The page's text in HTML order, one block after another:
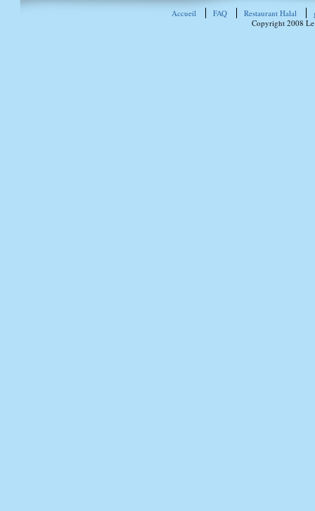
Accueil FAQ Restaurant Halal
Copyright 2008